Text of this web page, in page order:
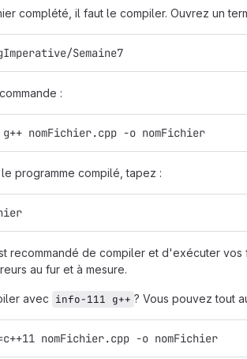
complété, il faut le compiler. Ouvrez un
Semaine7
:
nomFichier.cpp -o nomFichier
programme compilé, tapez :
recommandé de compiler et d'exécuter
au fur et à mesure.
avec info-111 g++ ? Vous pouvez tout
nomFichier.cpp -o nomFichier